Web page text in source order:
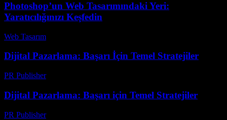
Photoshop’un Web Tasarımındaki Yeri:
Yaratıcılığınızı Keşfedin
Web Tasarım
Dijital Pazarlama: Başarı İçin Temel Stratejiler
PR Publisher-
Dijital Pazarlama: Başarı için Temel Stratejiler
PR Publisher-